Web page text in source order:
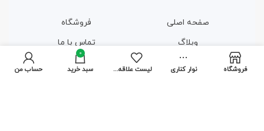
صفحه اصلی
فروشگاه
وبلاگ
تماس با ما
قوانین و مقررات
فروشگاه نوار کناری لیست علاقه مندی ها
0
سبد خرید حساب من